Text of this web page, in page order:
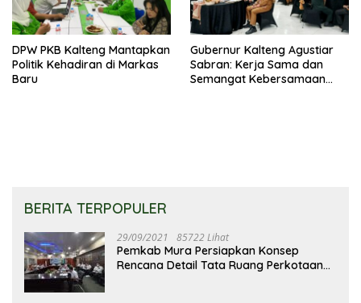
DPW PKB Kalteng Mantapkan
Politik Kehadiran di Markas
Baru
Gubernur Kalteng Agustiar
Sabran: Kerja Sama dan
Semangat Kebersamaan
BERITA TERPOPULER
29/09/2021 85722 Lihat
Pemkab Mura Persiapkan Konsep
Rencana Detail Tata Ruang Perkotaan